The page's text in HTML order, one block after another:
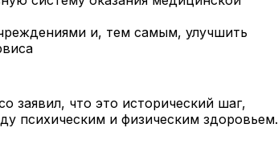
и, тем самым, улучшить
заявил, что это исторический шаг,
психическим и физическим здоровьем.